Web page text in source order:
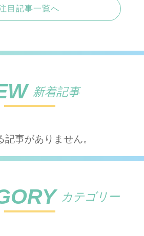
目記事一覧へ
新着記事
記事がありません。
カテゴリー